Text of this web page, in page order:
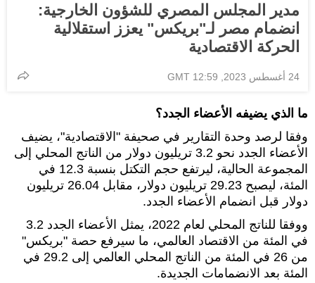
مدير المجلس المصري للشؤون الخارجية:
انضمام مصر لـ"بريكس" يعزز استقلالية
الحركة الاقتصادية
24 أغسطس 2023, 12:59 GMT
ما الذي يضيفه الأعضاء الجدد؟
وفقا لرصد وحدة التقارير في صحيفة "الاقتصادية"، يضيف
الأعضاء الجدد نحو 3.2 تريليون دولار من الناتج المحلي إلى
المجموعة الحالية، ليرتفع حجم التكتل بنسبة 12.3 في
المئة، ليصبح 29.23 تريليون دولار، مقابل 26.04 تريليون
دولار قبل انضمام الأعضاء الجدد.
ووفقا للناتج المحلي لعام 2022، يمثل الأعضاء الجدد 3.2
في المئة من الاقتصاد العالمي، ما سيرفع حصة "بريكس"
من 26 في المئة من الناتج المحلي العالمي إلى 29.2 في
المئة بعد الانضمامات الجديدة.